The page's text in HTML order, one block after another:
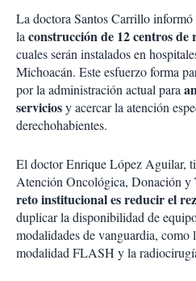
La doctora Santos Carrillo
laconstrucción de 12 centros
cuales serán instalados en
Michoacán. Este esfuerzo forma
por la administración actual para
serviciosy acercar la atención
derechohabientes.
El doctor Enrique López Aguilar,
Atención Oncológica, Donación y
reto institucional es reducir el
duplicar la disponibilidad de
modalidades de vanguardia, como
modalidad FLASH y la